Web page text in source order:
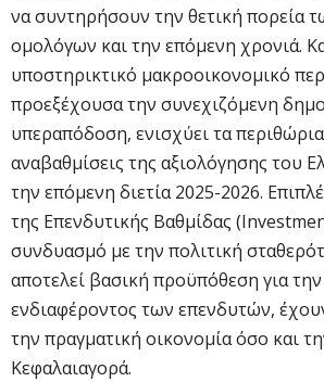
να συντηρήσουν την θετική πορεία
ομολόγων και την επόμενη χρονιά.
υποστηρικτικό μακροοικονομικό
προεξέχουσα την συνεχιζόμενη
υπεραπόδοση, ενισχύει τα
αναβαθμίσεις της αξιολόγησης του
την επόμενη διετία 2025-2026.
της Επενδυτικής Βαθμίδας
συνδυασμό με την πολιτική
αποτελεί βασική προϋπόθεση για
ενδιαφέροντος των επενδυτών,
την πραγματική οικονομία όσο και
Κεφαλαιαγορά.